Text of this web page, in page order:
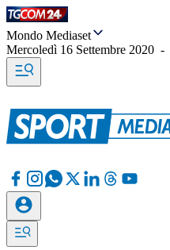
Mondo Mediaset
Mercoledì 16 Settembre 2020 -